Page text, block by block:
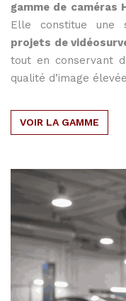
gamme de caméras
Elle constitueune
projets de
tout en conservant
qualité d’image
VOIR LA GAMME